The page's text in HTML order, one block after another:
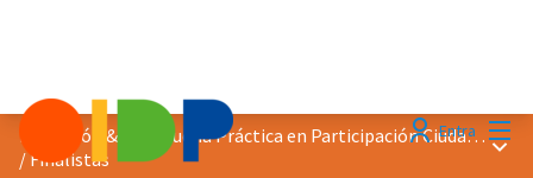
EntraDistinción &quot;Buena Práctica en Participación Ciudadana&quot; 2023
/Finalistas